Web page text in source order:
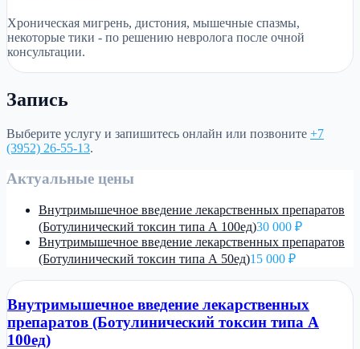
Хроническая мигрень, дистония, мышечные спазмы,
некоторые тики - по решению невролога после очной
консультации.
Запись
Выберите услугу и запишитесь онлайн или позвоните +7
(3952) 26-55-13.
Актуальные цены
Внутримышечное введение лекарственных препаратов
(Ботулинический токсин типа А 100ед)30 000 ₽
Внутримышечное введение лекарственных препаратов
(Ботулинический токсин типа А 50ед)15 000 ₽
Внутримышечное введение лекарственных
препаратов (Ботулинический токсин типа А
100ед)